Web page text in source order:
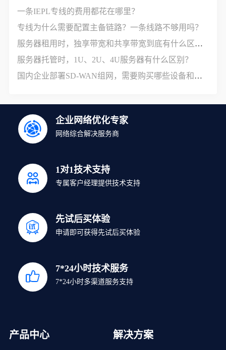
一条IEPL专线的费用都花在哪里？
专线为什么需要配置主备链路？一条线路不够用吗？
服务器租用时，独享带宽和共享带宽到底有什么区别？
服务器托管时，1U、2U、4U服务器有什么区别？
国内企业部署SD-WAN组网，需要购买哪些设备和服务？
企业网络优化专家
网络综合解决服务商
1对1技术支持
专属客户经理提供技术支持
先试后买体验
申请即可获得先试后买体验
7*24小时技术服务
7*24小时多渠道服务支持
产品中心 解决方案